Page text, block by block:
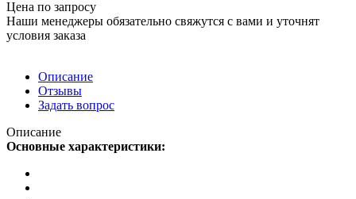
Цена по запросу
Наши менеджеры обязательно свяжутся с вами и уточнят
условия заказа
Описание
Отзывы
Задать вопрос
Описание
Основные характеристики: